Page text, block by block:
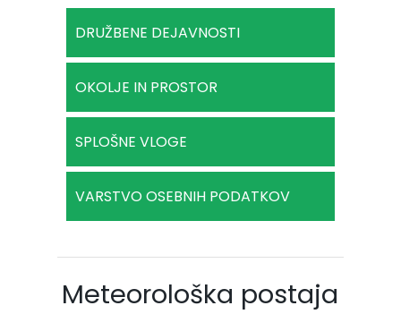
DRUŽBENE DEJAVNOSTI
OKOLJE IN PROSTOR
SPLOŠNE VLOGE
VARSTVO OSEBNIH PODATKOV
Meteorološka postaja